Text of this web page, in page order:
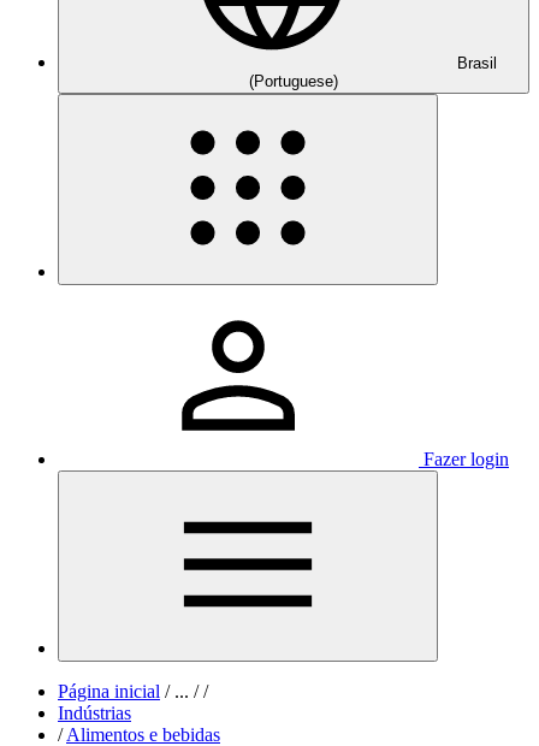
Brasil
(Portuguese)
Fazer login
Página inicial /... / /
Indústrias
/ Alimentos e bebidas